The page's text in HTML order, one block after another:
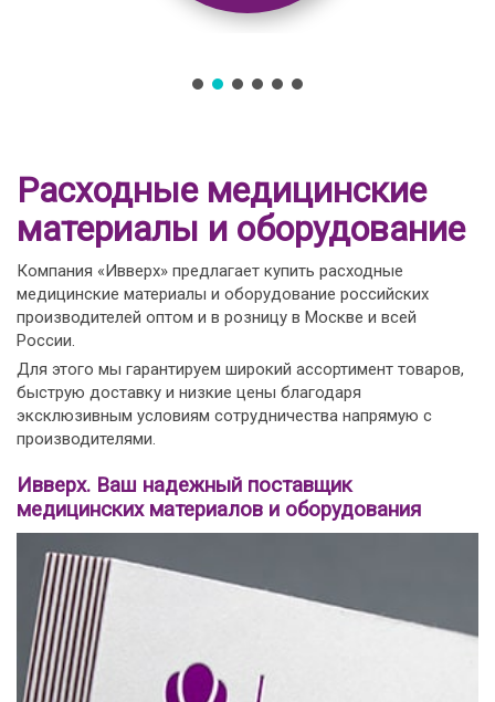
Расходные медицинские
материалы и оборудование
Компания «Ивверх» предлагает купить расходные
медицинские материалы и оборудование российских
производителей оптом и в розницу в Москве и всей
России.
Для этого мы гарантируем широкий ассортимент товаров,
быструю доставку и низкие цены благодаря
эксклюзивным условиям сотрудничества напрямую с
производителями.
Ивверх. Ваш надежный поставщик
медицинских материалов и оборудования